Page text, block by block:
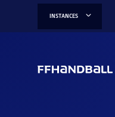
INSTANCES